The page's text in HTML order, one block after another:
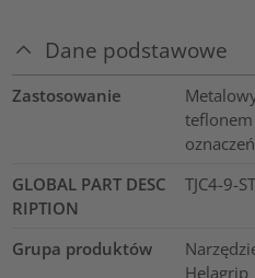
Dane podstawowe
Zastosowanie
teflonem
GLOBAL PART DESC
RIPTION
TJC4-9-
Grupa produktów
Helagrip